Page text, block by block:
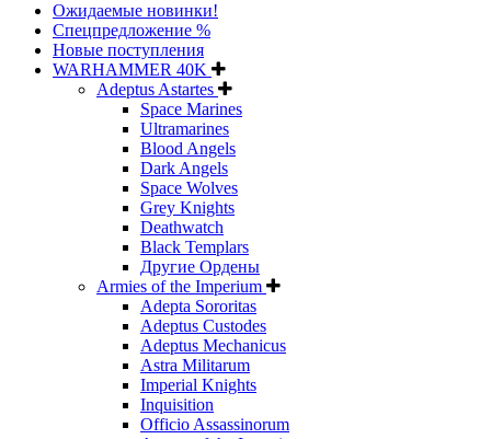
Ожидаемые новинки!
Спецпредложение %
Новые поступления
WARHAMMER 40K
Adeptus Astartes
Space Marines
Ultramarines
Blood Angels
Dark Angels
Space Wolves
Grey Knights
Deathwatch
Black Templars
Другие Ордены
Armies of the Imperium
Adepta Sororitas
Adeptus Custodes
Adeptus Mechanicus
Astra Militarum
Imperial Knights
Inquisition
Officio Assassinorum